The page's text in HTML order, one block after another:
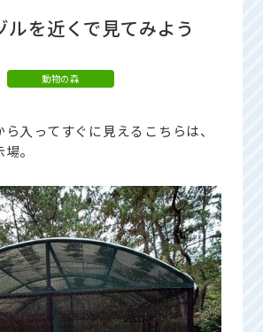
ルを近くで見てみよう
動物の森
入ってすぐに見えるこちらは、
。